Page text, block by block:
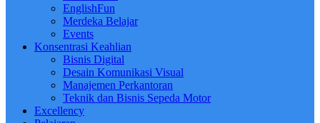
EnglishFun
Merdeka Belajar
Events
Konsentrasi Keahlian
Bisnis Digital
Desain Komunikasi Visual
Manajemen Perkantoran
Teknik dan Bisnis Sepeda Motor
Excellency